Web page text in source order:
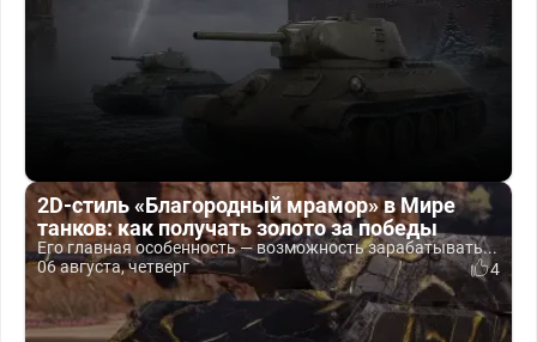
2D-стиль «Благородный мрамор» в Мире
танков: как получать золото за победы
Его главная особенность — возможность зарабатывать...
06 августа, четверг
4